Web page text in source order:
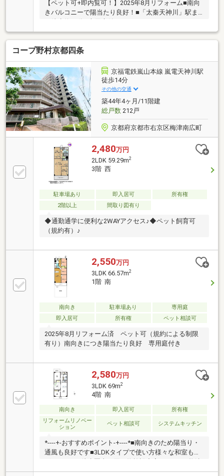
【ペット可+即内覧可！】2025年8月リフォーム■南向
きバルコニーで陽当たり良好！■「太秦天神川」駅ま
で徒歩約18分■専用庭付き！
コープ野村京都四条
京福電鉄嵐山本線 嵐電天神川駅
徒歩14分
その他の交通
築44年4ヶ月/11階建
総戸数212戸
京都府京都市右京区梅津南広町
2,480万円
2LDK 59.29m2
3階 西
駐車場あり 即入居可
所有権
2階以上
間取り図有り
◆通勤通学に便利な2WAYアクセス♪◆ペット飼育可
（規約有）♪
2,550万円
3LDK 66.57m2
1階 南
南向き 駐車場あり
専用庭
即入居可
所有権 ペット相談可
2025年8月リフォーム済 ペット可（規約による制限
有り）南向きにつき陽当たり良好 専用庭付き
2,580万円
3LDK 69m2
4階 南
南向き 即入居可
所有権
リフォームリノベー
ション
ペット相談可 システムキッチン
*----+-おすすめポイント-+----*■南向きのため陽当り・
通風も良好です■3LDKタイプで使い方様々な和室もご
ざいます！■徒歩圏内に買い物施設充実♪・ライフ梅津
店…徒歩約3分(約225ｍ)・スギ薬局梅津南広町店…徒歩